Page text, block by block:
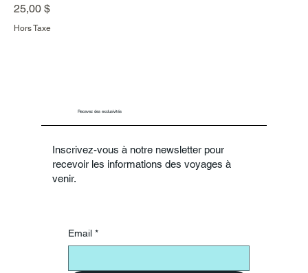
Prix
25,00 $
Hors Taxe
Recevez des exclusivités
Inscrivez-vous à notre newsletter pour
recevoir les informations des voyages à
venir.
Email *